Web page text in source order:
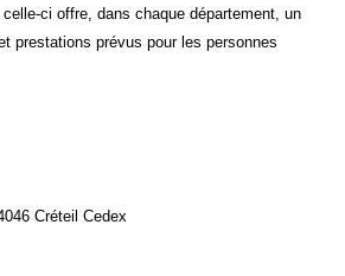
ci offre, dans chaque département, un
prestations prévus pour les personnes
Créteil Cedex